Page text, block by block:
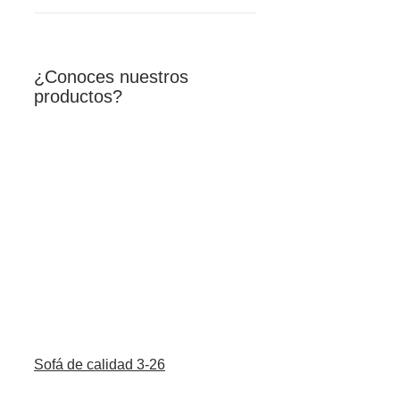
¿Conoces nuestros
productos?
Sofá de calidad 3-26